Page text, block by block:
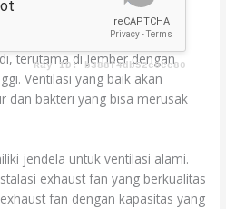
Pencahayaan
merupakan aspek krusial
terutama di Jember dengan
Ventilasi yang baik akan
dan bakteri yang bisa merusak
jendela untuk ventilasi alami.
exhaust fan yang berkualitas
fan dengan kapasitas yang